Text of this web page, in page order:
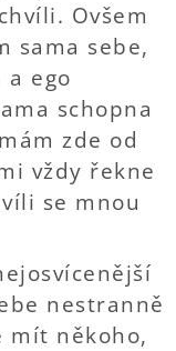
Ovšem
sama sebe,
ego
schopna
zde od
vždy řekne
se mnou
nestranně
mít někoho,